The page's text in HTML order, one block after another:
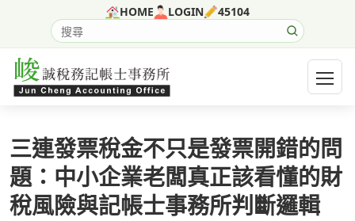
HOME LOGIN 45104
搜尋網站內容
開啟
三連發票稅金不只是發票開錯的問
題：中小企業老闆真正該看懂的財
稅風險與記帳士事務所判斷邏輯